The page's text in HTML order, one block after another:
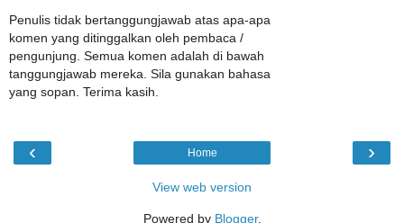
Penulis tidak bertanggungjawab atas apa-apa
komen yang ditinggalkan oleh pembaca /
pengunjung. Semua komen adalah di bawah
tanggungjawab mereka. Sila gunakan bahasa
yang sopan. Terima kasih.
‹ ›
Home
View web version
Powered by Blogger.